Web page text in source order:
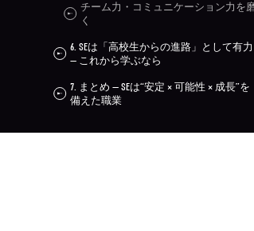
チーム力・コミュニケーション力を
く
6. SEは「高校生からの進路」として有力
— これから学ぶなら
7. まとめ — SEは“安定 × 可能性 × 成長”を
備えた職業